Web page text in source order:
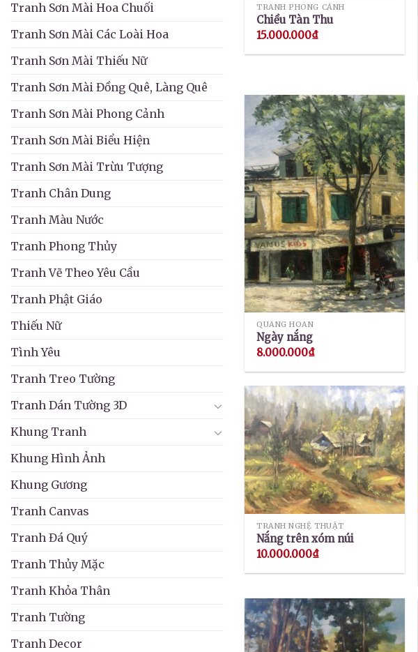
Tranh Sơn Mài Hoa Chuối
Tranh Sơn Mài Các Loài Hoa
Tranh Sơn Mài Thiếu Nữ
Tranh Sơn Mài Đồng Quê, Làng Quê
Tranh Sơn Mài Phong Cảnh
Tranh Sơn Mài Biểu Hiện
Tranh Sơn Mài Trừu Tượng
Tranh Chân Dung
Tranh Màu Nước
Tranh Phong Thủy
Tranh Vẽ Theo Yêu Cầu
Tranh Phật Giáo
Thiếu Nữ
Tình Yêu
Tranh Treo Tường
Tranh Dán Tường 3D
Khung Tranh
Khung Hình Ảnh
Khung Gương
Tranh Canvas
Tranh Đá Quý
Tranh Thủy Mặc
Tranh Khỏa Thân
Tranh Tường
Tranh Decor
TRANH PHONG CẢNH
Chiều Tàn Thu
15.000.000₫
QUANG HOAN
Ngày nắng
8.000.000₫
TRANH NGHỆ THUẬT
Nắng trên xóm núi
10.000.000₫